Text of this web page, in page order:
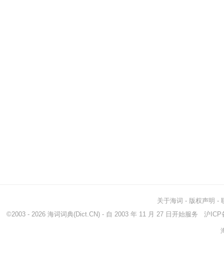
关于海词 - 版权声明 -
©2003 - 2026 海词词典(Dict.CN) - 自 2003 年 11 月 27 日开始服务 沪ICP